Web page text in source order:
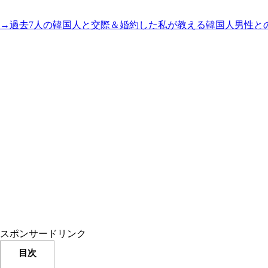
→過去7人の韓国人と交際＆婚約した私が教える韓国人男性と
スポンサードリンク
目次